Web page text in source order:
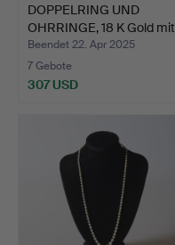
DOPPELRING UND
OHRRINGE, 18 K Gold mit
Ste…
Beendet 22. Apr 2025
7 Gebote
307 USD